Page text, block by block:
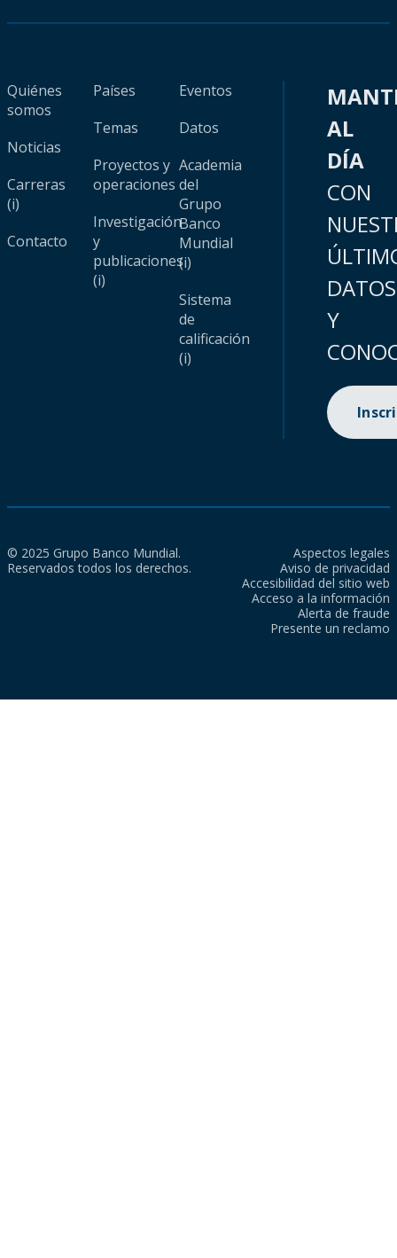
Quiénes
somos
Noticias
Carreras
(i)
Contacto
Países
Temas
Proyectos y
operaciones
Investigación
y
publicaciones
(i)
Eventos
Datos
Academia
del
Grupo
Banco
Mundial
(i)
Sistema
de
calificación
(i)
AL
DÍA
CON
DATOS
Y
© 2025 Grupo Banco Mundial.
Reservados todos los derechos.
Aspectos legales
Aviso de privacidad
Accesibilidad del sitio web
Acceso a la información
Alerta de fraude
Presente un reclamo